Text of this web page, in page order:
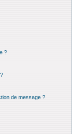
?
de message ?